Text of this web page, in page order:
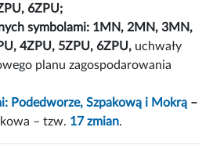
6ZPU;
symbolami: 1MN, 2MN, 3MN,
4ZPU, 5ZPU, 6ZPU, uchwały
planu zagospodarowania
Podedworze, Szpakową i Mokrą –
– tzw. 17 zmian.